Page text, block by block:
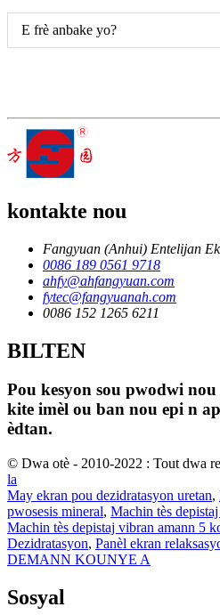
E frè anbake yo?
kontakte nou
Fangyuan (Anhui) Entelijan
0086 189 0561 9718
ahfy@ahfangyuan.com
fytec@fangyuanah.com
0086 152 1265 6211
BILTEN
Pou kesyon sou pwodwi
kite imèl ou ban nou epi n
èdtan.
© Dwa otè - 2010-2022 : Tout dwa
la
May ekran pou dezidratasyon uretan,
pwosesis mineral, Machin tès
Machin tès depistaj vibran amann 5
Dezidratasyon, Panèl ekran
DEMANN KOUNYE A
Sosyal